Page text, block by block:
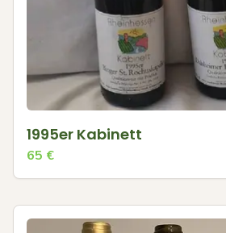
1995er Kabinett
65 €